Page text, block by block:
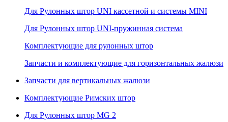
Для Рулонных штор UNI кассетной и системы MINI
Для Рулонных штор UNI-пружинная система
Комплектующие для рулонных штор
Запчасти и комплектующие для горизонтальных жалюзи
Запчасти для вертикальных жалюзи
Комплектующие Римских штор
Для Рулонных штор MG 2